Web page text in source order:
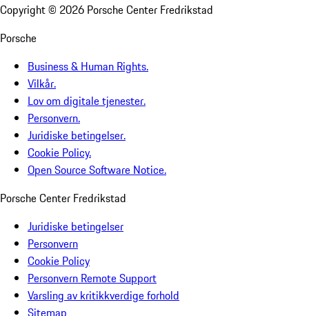
Copyright © 2026 Porsche Center Fredrikstad
Porsche
Business & Human Rights.
Vilkår.
Lov om digitale tjenester.
Personvern.
Juridiske betingelser.
Cookie Policy.
Open Source Software Notice.
Porsche Center Fredrikstad
Juridiske betingelser
Personvern
Cookie Policy
Personvern Remote Support
Varsling av kritikkverdige forhold
Sitemap